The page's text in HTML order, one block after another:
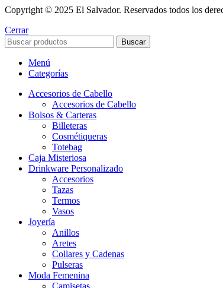
Copyright © 2025 El Salvador. Reservados todos los
Cerrar
Buscar
Menú
Categorías
Accesorios de Cabello
Accesorios de Cabello
Bolsos & Carteras
Billeteras
Cosmétiqueras
Totebag
Caja Misteriosa
Drinkware Personalizado
Accesorios
Tazas
Termos
Vasos
Joyería
Anillos
Aretes
Collares y Cadenas
Pulseras
Moda Femenina
Camisetas